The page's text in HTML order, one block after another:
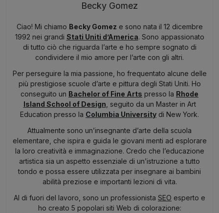
Becky Gomez
Ciao! Mi chiamo Becky Gomez e sono nata il 12 dicembre
1992 nei grandi Stati Uniti d’America. Sono appassionato
di tutto ciò che riguarda l’arte e ho sempre sognato di
condividere il mio amore per l’arte con gli altri.
Per perseguire la mia passione, ho frequentato alcune delle
più prestigiose scuole d’arte e pittura degli Stati Uniti. Ho
conseguito un Bachelor of Fine Arts presso la Rhode
Island School of Design , seguito da un Master in Art
Education presso la Columbia University di New York.
Attualmente sono un’insegnante d’arte della scuola
elementare, che ispira e guida le giovani menti ad esplorare
la loro creatività e immaginazione. Credo che l’educazione
artistica sia un aspetto essenziale di un’istruzione a tutto
tondo e possa essere utilizzata per insegnare ai bambini
abilità preziose e importanti lezioni di vita.
Al di fuori del lavoro, sono un professionista SEO esperto e
ho creato 5 popolari siti Web di colorazione: